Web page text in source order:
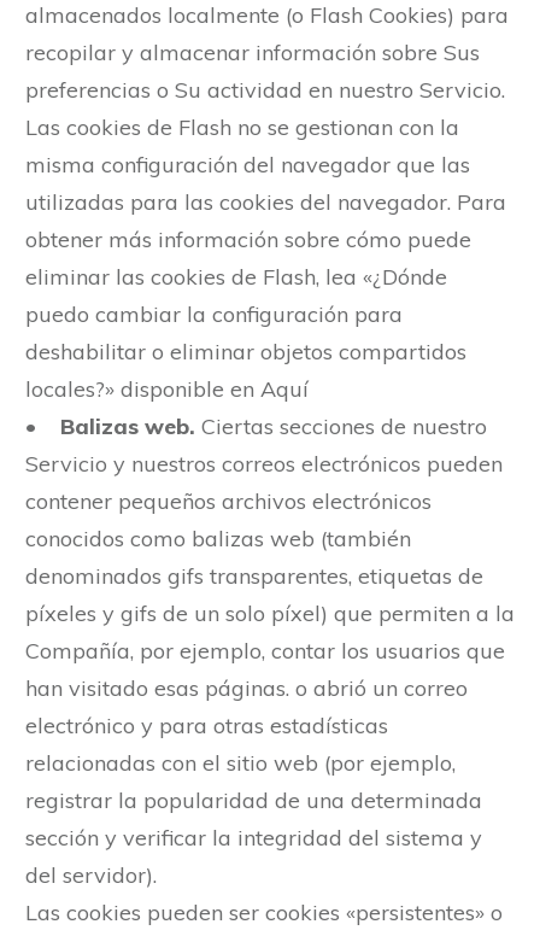
almacenados localmente (o Flash Cookies) para
recopilar y almacenar información sobre Sus
preferencias o Su actividad en nuestro Servicio.
Las cookies de Flash no se gestionan con la
misma configuración del navegador que las
utilizadas para las cookies del navegador. Para
obtener más información sobre cómo puede
eliminar las cookies de Flash, lea «¿Dónde
puedo cambiar la configuración para
deshabilitar o eliminar objetos compartidos
locales?» disponible en Aquí
• Balizas web. Ciertas secciones de nuestro
Servicio y nuestros correos electrónicos pueden
contener pequeños archivos electrónicos
conocidos como balizas web (también
denominados gifs transparentes, etiquetas de
píxeles y gifs de un solo píxel) que permiten a la
Compañía, por ejemplo, contar los usuarios que
han visitado esas páginas. o abrió un correo
electrónico y para otras estadísticas
relacionadas con el sitio web (por ejemplo,
registrar la popularidad de una determinada
sección y verificar la integridad del sistema y
del servidor).
Las cookies pueden ser cookies «persistentes» o